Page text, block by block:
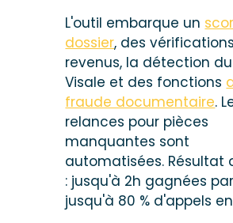
L'outil embarque un
dossier, des
revenus, la détection
Visale et des fonctions
fraude documentaire.
relances pour pièces
manquantes sont
automatisées. Résultat
: jusqu'à 2h gagnées
jusqu'à 80 % d'appels